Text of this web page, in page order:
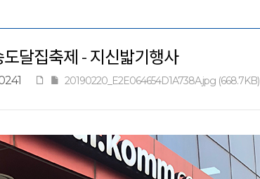
달집축제 - 지신밟기행사
20190220_E2E064654D1A738A.jpg (668.7KB)